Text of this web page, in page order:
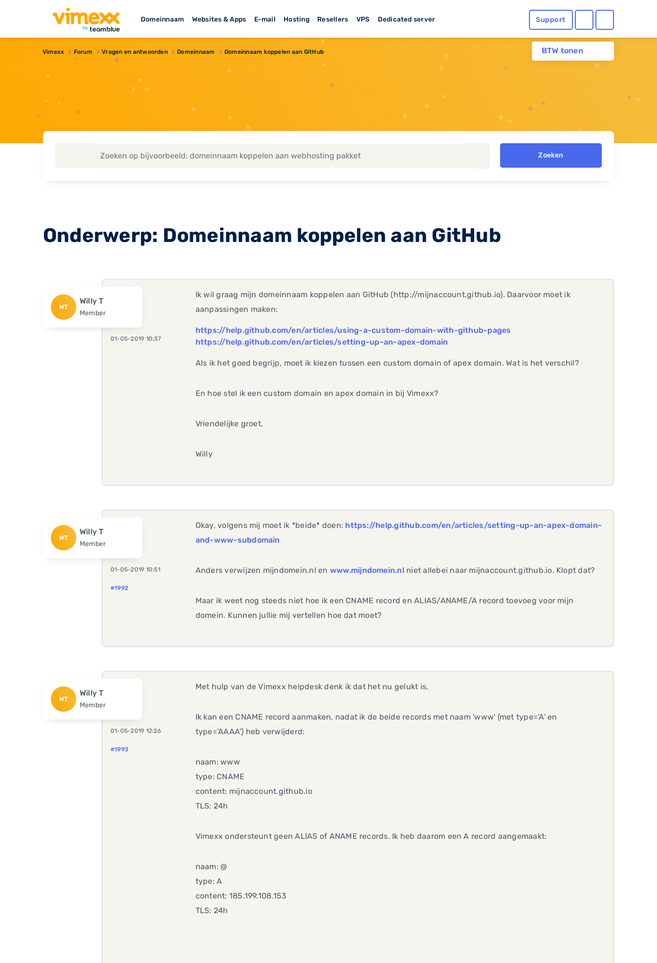
Domeinnaam Websites & Apps E-mail Hosting Resellers VPS Dedicated server Support
BTW tonen
Vimexx Forum Vragen en antwoorden Domeinnaam Domeinnaam koppelen aan GitHub
Zoeken
Onderwerp: Domeinnaam koppelen aan GitHub
WT
Willy T
Member
01-05-2019 10:37
Ik wil graag mijn domeinnaam koppelen aan GitHub (http://mijnaccount.github.io). Daarvoor moet ik
aanpassingen maken:
https://help.github.com/en/articles/using-a-custom-domain-with-github-pages
https://help.github.com/en/articles/setting-up-an-apex-domain
Als ik het goed begrijp, moet ik kiezen tussen een custom domain of apex domain. Wat is het verschil?
En hoe stel ik een custom domain en apex domain in bij Vimexx?
Vriendelijke groet,
Willy
WT
Willy T
Member
01-05-2019 10:51
#1992
Okay, volgens mij moet ik *beide* doen: https://help.github.com/en/articles/setting-up-an-apex-domain-
and-www-subdomain
Anders verwijzen mijndomein.nl en www.mijndomein.nlniet allebei naar mijnaccount.github.io. Klopt dat?
Maar ik weet nog steeds niet hoe ik een CNAME record en ALIAS/ANAME/A record toevoeg voor mijn
domein. Kunnen jullie mij vertellen hoe dat moet?
WT
Willy T
Member
01-05-2019 12:26
#1993
Met hulp van de Vimexx helpdesk denk ik dat het nu gelukt is.
Ik kan een CNAME record aanmaken, nadat ik de beide records met naam 'www' (met type='A' en
type='AAAA') heb verwijderd:
naam: www
type: CNAME
content: mijnaccount.github.io
TLS: 24h
Vimexx ondersteunt geen ALIAS of ANAME records. Ik heb daarom een A record aangemaakt:
naam: @
type: A
content: 185.199.108.153
TLS: 24h